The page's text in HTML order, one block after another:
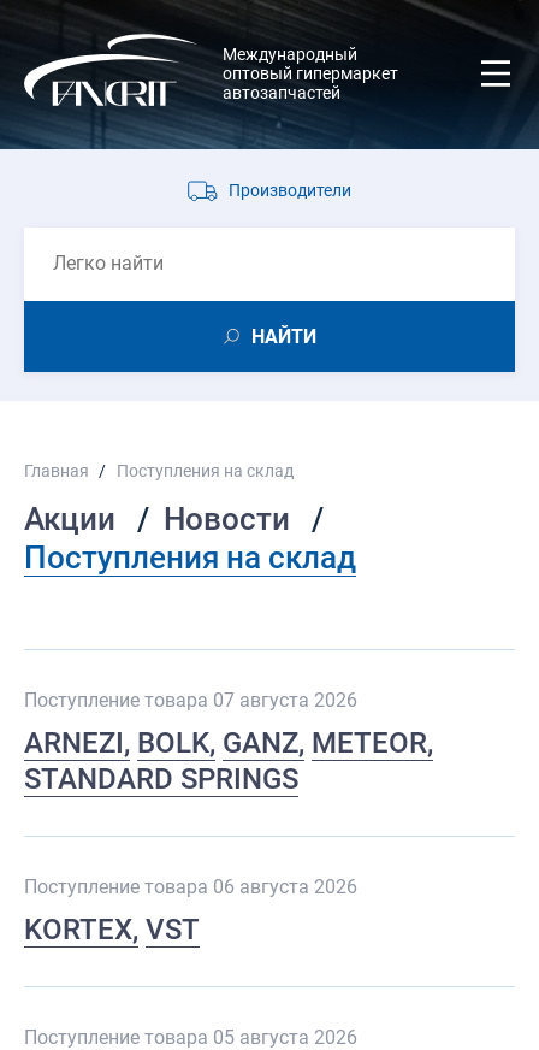
Международный
оптовый гипермаркет
автозапчастей
Производители
НАЙТИ
Главная Поступления на склад
Акции
Новости
Поступления на склад
Поступление товара 07 августа 2026
ARNEZI BOLK GANZ METEOR
STANDARD SPRINGS
Поступление товара 06 августа 2026
KORTEX VST
Поступление товара 05 августа 2026